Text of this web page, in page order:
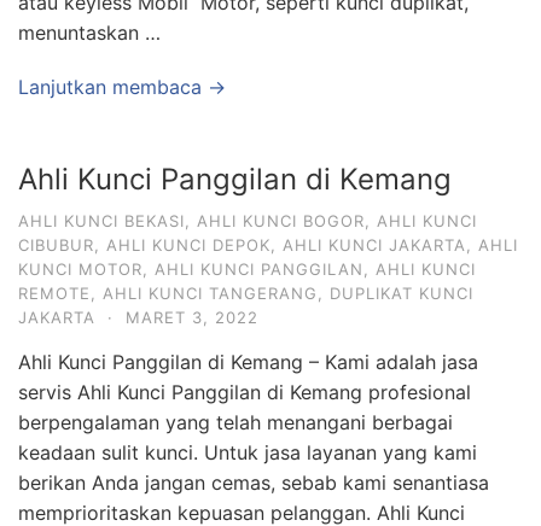
menuntaskan …
Lanjutkan membaca →
Ahli Kunci Panggilan di Kemang
AHLI KUNCI BEKASI AHLI KUNCI BOGOR
AHLI KUNCI
CIBUBUR
AHLI KUNCI DEPOK AHLI KUNCI JAKARTA
AHLI
KUNCI MOTOR
AHLI KUNCI PANGGILAN
AHLI KUNCI
REMOTE
AHLI KUNCI TANGERANG
DUPLIKAT KUNCI
JAKARTA
· MARET 3, 2022
Ahli Kunci Panggilan di Kemang – Kami adalah jasa
servis Ahli Kunci Panggilan di Kemang profesional
berpengalaman yang telah menangani berbagai
keadaan sulit kunci. Untuk jasa layanan yang kami
berikan Anda jangan cemas, sebab kami senantiasa
memprioritaskan kepuasan pelanggan. Ahli Kunci